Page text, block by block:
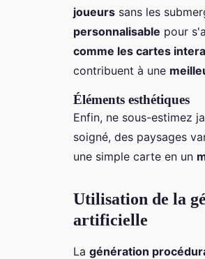
joueurs sans les
personnalisable pour
comme les cartes
contribuent à une
Éléments esthétiques
Enfin, ne sous-estimez
soigné, des paysages
une simple carte en un
Utilisation de la
artificielle
La génération